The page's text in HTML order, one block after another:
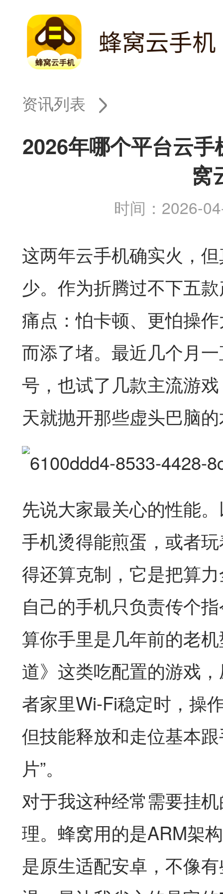
资讯列表
2026年哪个平台云
窝
时间：2026-
这两年云手机确实火，
少。作为折腾过不下五
痛点：怕卡顿、更怕操
而添了堵。最近几个月
号，也试了几款主流游
天就抛开那些虚头巴脑
先说大家最关心的性能
手机烫得能煎蛋，或者
得还算克制，它是把算
自己的手机只负责传个
算你手里是几年前的老
道》这类吃配置的游戏
者家里Wi-Fi稳定时，操
但技能释放和走位基本
片”。
对于我这种经常需要挂
理。蜂窝用的是ARM架
是原生适配安卓，不像